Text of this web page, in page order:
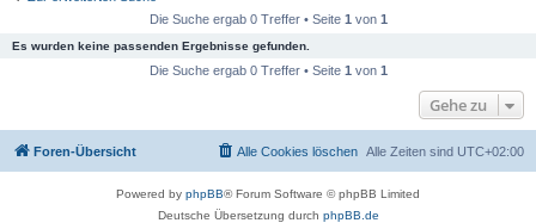
Die Suche ergab 0 Treffer • Seite 1 von 1
Es wurden keine passenden Ergebnisse gefunden.
Die Suche ergab 0 Treffer • Seite 1 von 1
Gehe zu
Foren-Übersicht Alle Zeiten sind UTC+02:00
Alle Cookies löschen
Powered by phpBB® Forum Software © phpBB Limited
Deutsche Übersetzung durch phpBB.de